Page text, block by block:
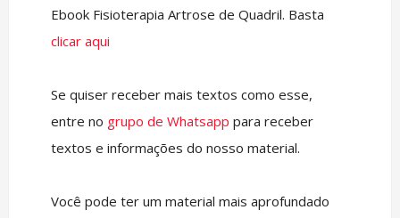
Ebook Fisioterapia Artrose de Quadril. Basta
clicar aqui
Se quiser receber mais textos como esse,
entre no grupo de Whatsapp para receber
textos e informações do nosso material.
Você pode ter um material mais aprofundado